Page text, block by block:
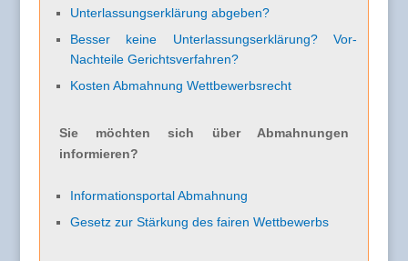
Unterlassungserklärung abgeben?
Besser keine Unterlassungserklärung? Vor-
Nachteile Gerichtsverfahren?
Kosten Abmahnung Wettbewerbsrecht
Sie möchten sich über Abmahnungen
informieren?
Informationsportal Abmahnung
Gesetz zur Stärkung des fairen Wettbewerbs